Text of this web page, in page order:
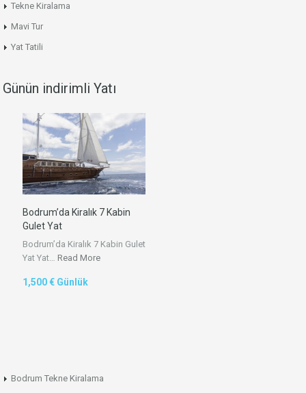
Tekne Kiralama
Mavi Tur
Yat Tatili
Günün indirimli Yatı
Bodrum’da Kiralık 7 Kabin
Gulet Yat
Bodrum’da Kiralık 7 Kabin Gulet
Yat Yat… Read More
1,500 € Günlük
Bodrum Tekne Kiralama